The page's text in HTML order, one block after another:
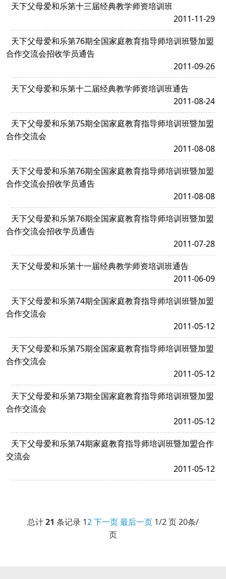
天下父母爱和乐第十三届经典教学师资培训班
2011-11-29
天下父母爱和乐第76期全国家庭教育指导师培训班暨加盟
合作交流会招收学员通告
2011-09-26
天下父母爱和乐第十二届经典教学师资培训班通告
2011-08-24
天下父母爱和乐第75期全国家庭教育指导师培训班暨加盟
合作交流会
2011-08-08
天下父母爱和乐第76期全国家庭教育指导师培训班暨加盟
合作交流会招收学员通告
2011-08-08
天下父母爱和乐第76期全国家庭教育指导师培训班暨加盟
合作交流会招收学员通告
2011-07-28
天下父母爱和乐第十一届经典教学师资培训班通告
2011-06-09
天下父母爱和乐第74期全国家庭教育指导师培训班暨加盟
合作交流会
2011-05-12
天下父母爱和乐第75期全国家庭教育指导师培训班暨加盟
合作交流会
2011-05-12
天下父母爱和乐第73期全国家庭教育指导师培训班暨加盟
合作交流会
2011-05-12
天下父母爱和乐第74期家庭教育指导师培训班暨加盟合作
交流会
2011-05-12
总计21 条记录 12下一页最后一页 1/2 页 20条/
页